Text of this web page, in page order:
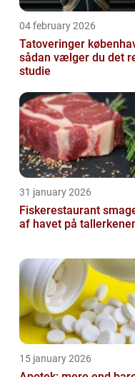
04 february 2026
Tatoveringer
sådan vælger du det
studie
31 january 2026
Fiskerestaurant smagen
af havet på
15 january 2026